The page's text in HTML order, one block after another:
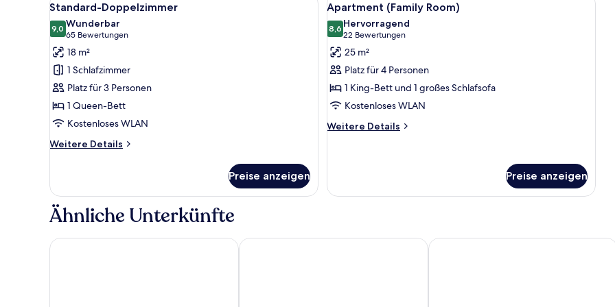
Fotos
für
Standard-
Doppelzimmer
anzeigen
4
Standard-Doppelzimmer
9,09,0 von 10
Wunderbar
65 Bewertungen
(65
Bewertungen)
18 m²
1 Schlafzimmer
Platz für 3 Personen
1 Queen-Bett
Kostenloses WLAN
Weitere Details
Weitere
Doppelzimmer
Preise anzeigen
Fotos
für
Apartment
(Family
Room)
anzeigen
5
Apartment (Family Room)
8,68,6 von 10
Hervorragend
22 Bewertungen
(22
Bewertungen)
25 m²
Platz für 4 Personen
1 King-Bett und 1 großes Schlafsofa
Kostenloses WLAN
Weitere Details
Weitere
Room)
Preise anzeigen
Ähnliche Unterkünfte
Comfort Hotel Goteborg Clarion Hotel Draken Spar Hotel Majorna